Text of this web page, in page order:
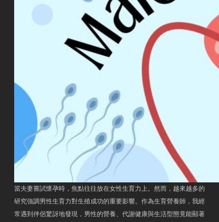
當夫妻嘗試懷孕時，焦點往往放在女性生育力上。然而，越來越多的
研究強調男性生育力對生殖成功的重要影響。作為生育營養師，我經
常遇到伴侶驚訝地發現，男性的營養、代謝健康與生活型態竟能顯著